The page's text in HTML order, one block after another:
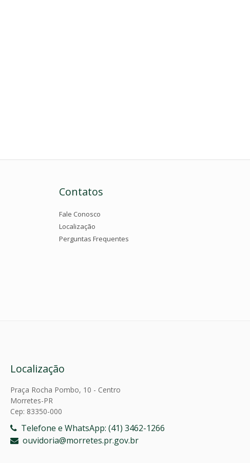
Contatos
Fale Conosco
Localização
Perguntas Frequentes
Localização
Praça Rocha Pombo, 10 - Centro
Morretes-PR
Cep: 83350-000
Telefone e WhatsApp: (41) 3462-1266
ouvidoria@morretes.pr.gov.br